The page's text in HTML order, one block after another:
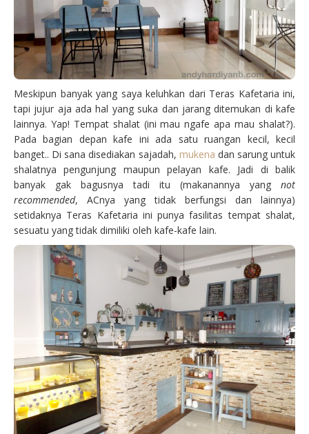
Meskipun banyak yang saya keluhkan dari Teras Kafetaria ini,
tapi jujur aja ada hal yang suka dan jarang ditemukan di kafe
lainnya. Yap! Tempat shalat (ini mau ngafe apa mau shalat?).
Pada bagian depan kafe ini ada satu ruangan kecil, kecil
banget.. Di sana disediakan sajadah, mukena dan sarung untuk
shalatnya pengunjung maupun pelayan kafe. Jadi di balik
banyak gak bagusnya tadi itu (makanannya yang not
recommended, ACnya yang tidak berfungsi dan lainnya)
setidaknya Teras Kafetaria ini punya fasilitas tempat shalat,
sesuatu yang tidak dimiliki oleh kafe-kafe lain.